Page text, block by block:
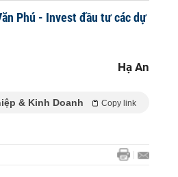
Phú - Invest đầu tư các dự
Hạ An
& Kinh Doanh Copy link